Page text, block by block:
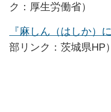
ク：厚生労働省）
『麻しん（はしか）
部リンク：茨城県HP）